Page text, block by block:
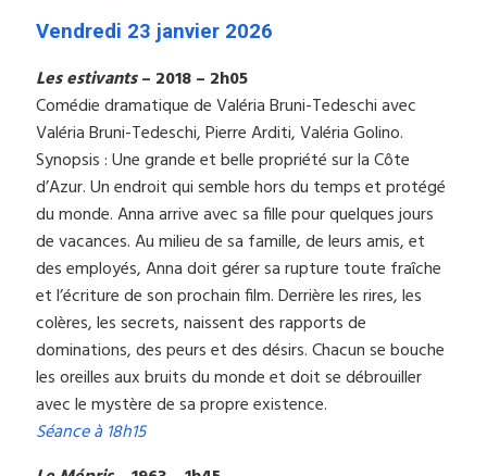
Vendredi 23 janvier 2026
Les estivants– 2018 – 2h05
Comédie dramatique de Valéria Bruni-Tedeschi avec
Valéria Bruni-Tedeschi, Pierre Arditi, Valéria Golino.
Synopsis : Une grande et belle propriété sur la Côte
d’Azur. Un endroit qui semble hors du temps et protégé
du monde. Anna arrive avec sa fille pour quelques jours
de vacances. Au milieu de sa famille, de leurs amis, et
des employés, Anna doit gérer sa rupture toute fraîche
et l’écriture de son prochain film. Derrière les rires, les
colères, les secrets, naissent des rapports de
dominations, des peurs et des désirs. Chacun se bouche
les oreilles aux bruits du monde et doit se débrouiller
avec le mystère de sa propre existence.
Séance à 18h15